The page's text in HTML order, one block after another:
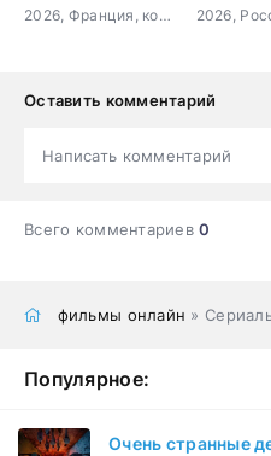
2026, Франция, комедия
Оставить комментарий
Написать комментарий
Всего комментариев0
фильмы онлайн »
Популярное:
Очень странные